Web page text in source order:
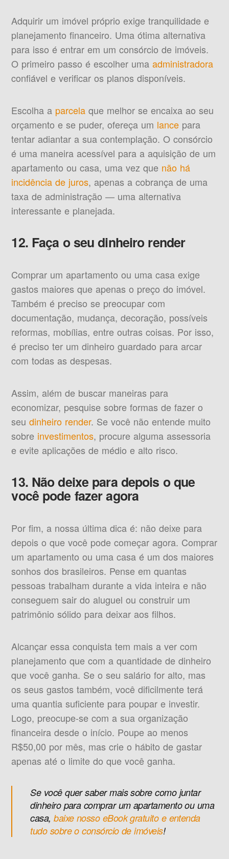
Adquirir um imóvel próprio exige tranquilidade e
planejamento financeiro. Uma ótima alternativa
para isso é entrar em um consórcio de imóveis.
O primeiro passo é escolher umaadministradora
confiável e verificar os planos disponíveis.
Escolha a parcela que melhor se encaixa ao seu
orçamento e se puder, ofereça um lance para
tentar adiantar a sua contemplação. O consórcio
é uma maneira acessível para a aquisição de um
apartamento ou casa, uma vez que não há
incidência de juros, apenas a cobrança de uma
taxa de administração — uma alternativa
interessante e planejada.
12. Faça o seu dinheiro render
Comprar um apartamento ou uma casa exige
gastos maiores que apenas o preço do imóvel.
Também é preciso se preocupar com
documentação, mudança, decoração, possíveis
reformas, mobílias, entre outras coisas. Por isso,
é preciso ter um dinheiro guardado para arcar
com todas as despesas.
Assim, além de buscar maneiras para
economizar, pesquise sobre formas de fazer o
seudinheiro render. Se você não entende muito
sobre investimentos, procure alguma assessoria
e evite aplicações de médio e alto risco.
13. Não deixe para depois o que
você pode fazer agora
Por fim, a nossa última dica é: não deixe para
depois o que você pode começar agora. Comprar
um apartamento ou uma casa é um dos maiores
sonhos dos brasileiros. Pense em quantas
pessoas trabalham durante a vida inteira e não
conseguem sair do aluguel ou construir um
patrimônio sólido para deixar aos filhos.
Alcançar essa conquista tem mais a ver com
planejamento que com a quantidade de dinheiro
que você ganha. Se o seu salário for alto, mas
os seus gastos também, você dificilmente terá
uma quantia suficiente para poupar e investir.
Logo, preocupe-se com a sua organização
financeira desde o início. Poupe ao menos
R$50,00 por mês, mas crie o hábito de gastar
apenas até o limite do que você ganha.
Se você quer saber mais sobre como juntar
dinheiro para comprar um apartamento ou uma
casa,baixe nosso eBook gratuito e entenda
tudo sobre o consórcio de imóveis!